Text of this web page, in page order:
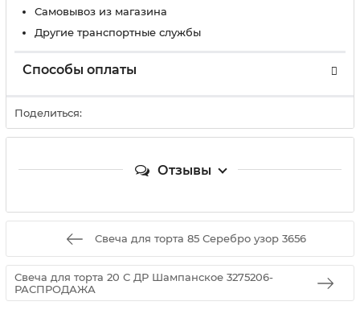
Самовывоз из магазина
Другие транспортные службы
Способы оплаты
Поделиться:
Отзывы
Свеча для торта 85 Серебро узор 3656
Свеча для торта 20 С ДР Шампанское 3275206-
РАСПРОДАЖА